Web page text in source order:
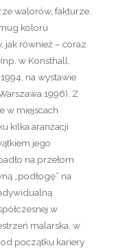
walorów, fakturze.
koloru
jak również – coraz
w Konsthall,
na wystawie
1996). Z
w miejscach
kilka aranżacji
jego
na przełom
„podłogę” na
w
malarska, w
początku kariery